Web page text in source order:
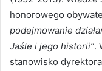
honorowego
podejmowanie
Jaśle i jego historii”.
stanowisko